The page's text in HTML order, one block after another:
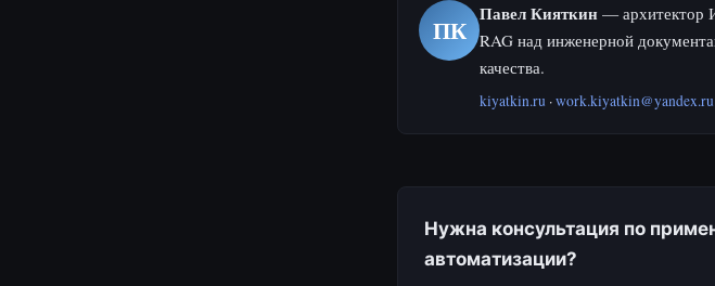
ПК
Павел Кияткин — архитектор
RAG над инженерной
качества.
kiyatkin.ru ·work.kiyatkin@yandex.ru
Нужна консультация по
автоматизации?